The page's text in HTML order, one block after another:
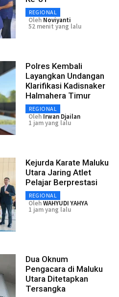
REGIONAL
Oleh Noviyanti
52 menit yang lalu
Polres Kembali
Layangkan Undangan
Klarifikasi Kadisnaker
Halmahera Timur
REGIONAL
Oleh Irwan Djailan
1 jam yang lalu
Kejurda Karate Maluku
Utara Jaring Atlet
Pelajar Berprestasi
REGIONAL
OlehWAHYUDI YAHYA
1 jam yang lalu
Dua Oknum
Pengacara di Maluku
Utara Ditetapkan
Tersangka